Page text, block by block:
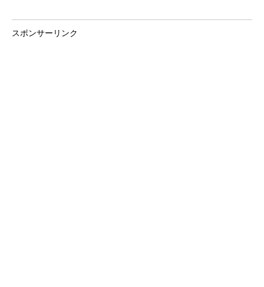
スポンサーリンク